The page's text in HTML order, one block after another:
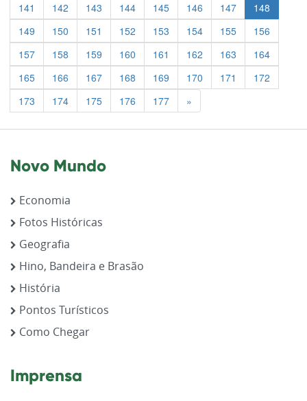
141
142 143 144 145 146 147
148
149
150 151 152 153 154 155
156
157
158 159 160 161 162 163
164
165
166 167 168 169 170 171
172
173
174 175 176 177 »
Novo Mundo
Economia
Fotos Históricas
Geografia
Hino, Bandeira e Brasão
História
Pontos Turísticos
Como Chegar
Imprensa